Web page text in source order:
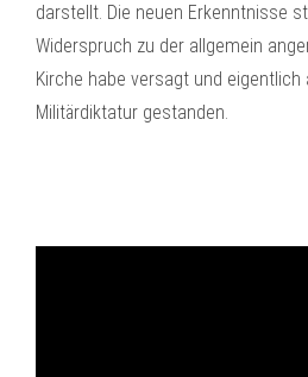
darstellt. Die neuen Erkenntnisse
Widerspruch zu der allgemein
Kirche habe versagt und
Militärdiktatur gestanden.